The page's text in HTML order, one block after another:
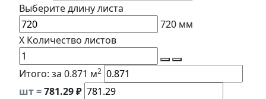
Выберите длинулиста
720 мм
X Количество листов
Итого: за 0.871 м2
шт =781.29₽